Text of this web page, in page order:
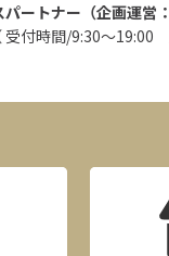
ートナー（企画運営
付時間/9:30～19:00